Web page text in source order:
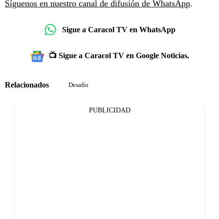
Síguenos en nuestro canal de difusión de WhatsApp.
Sigue a Caracol TV en WhatsApp
📺 Sigue a Caracol TV en Google Noticias.
Relacionados Desafío
PUBLICIDAD